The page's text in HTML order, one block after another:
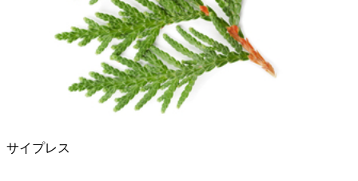
サイプレス